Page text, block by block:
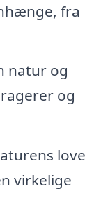
fra
natur og
og
love
virkelige